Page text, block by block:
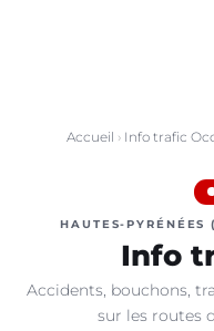
Accueil › Info trafic
HAUTES-PYRÉNÉES
Info
Accidents, bouchons,
sur les routes